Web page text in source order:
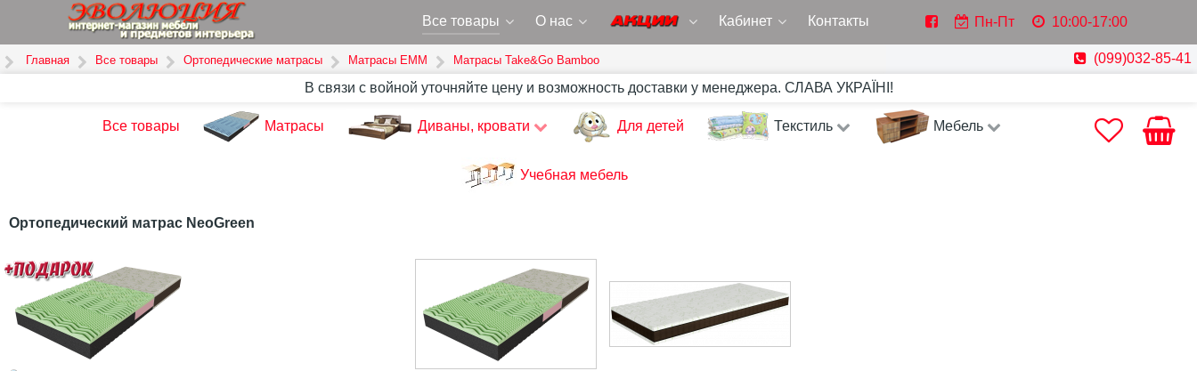
Все товары О нас Кабинет Контакты Пн-Пт 10:00-17:00
Главная Все товары Ортопедические матрасы Матрасы ЕММ Матрасы Take&Go Bamboo
(099)032-85-41
В связи с войной уточняйте цену и возможность доставки у менеджера. СЛАВА УКРАЇНІ!
Все товары Матрасы Диваны, кровати Для детей Текстиль Мебель
Учебная мебель
Ортопедический матрас NeoGreen